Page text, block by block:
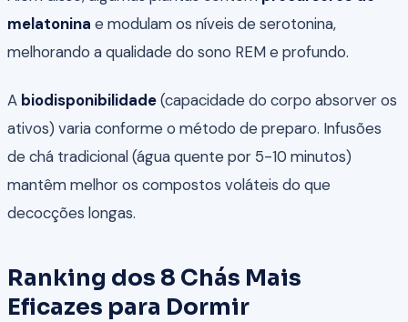
melatonina e modulam os níveis de serotonina,
melhorando a qualidade do sono REM e profundo.
A biodisponibilidade(capacidade do corpo absorver os
ativos) varia conforme o método de preparo. Infusões
de chá tradicional (água quente por 5-10 minutos)
mantêm melhor os compostos voláteis do que
decocções longas.
Ranking dos 8 Chás Mais
Eficazes para Dormir